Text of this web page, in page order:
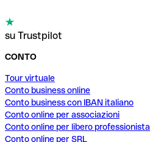
su Trustpilot
CONTO
Tour virtuale
Conto business online
Conto business con IBAN italiano
Conto online per associazioni
Conto online per libero professionista
Conto online per SRL